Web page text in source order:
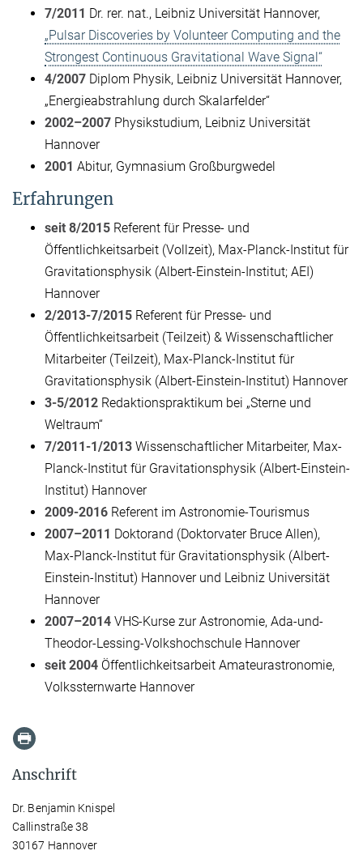
7/2011 Dr. rer. nat., Leibniz Universität Hannover,
„Pulsar Discoveries by Volunteer Computing and the
Strongest Continuous Gravitational Wave Signal“
4/2007 Diplom Physik, Leibniz Universität Hannover,
„Energieabstrahlung durch Skalarfelder“
2002–2007 Physikstudium, Leibniz Universität
Hannover
2001 Abitur, Gymnasium Großburgwedel
Erfahrungen
seit 8/2015 Referent für Presse- und
Öffentlichkeitsarbeit (Vollzeit), Max-Planck-Institut für
Gravitationsphysik (Albert-Einstein-Institut; AEI)
Hannover
2/2013-7/2015 Referent für Presse- und
Öffentlichkeitsarbeit (Teilzeit) & Wissenschaftlicher
Mitarbeiter (Teilzeit), Max-Planck-Institut für
Gravitationsphysik (Albert-Einstein-Institut) Hannover
3-5/2012 Redaktionspraktikum bei „Sterne und
Weltraum“
7/2011-1/2013 Wissenschaftlicher Mitarbeiter, Max-
Planck-Institut für Gravitationsphysik (Albert-Einstein-
Institut) Hannover
2009-2016 Referent im Astronomie-Tourismus
2007–2011 Doktorand (Doktorvater Bruce Allen),
Max-Planck-Institut für Gravitationsphysik (Albert-
Einstein-Institut) Hannover und Leibniz Universität
Hannover
2007–2014 VHS-Kurse zur Astronomie, Ada-und-
Theodor-Lessing-Volkshochschule Hannover
seit 2004 Öffentlichkeitsarbeit Amateurastronomie,
Volkssternwarte Hannover
Anschrift
Dr. Benjamin Knispel
Callinstraße 38
30167 Hannover